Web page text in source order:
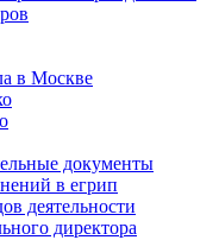
в Москве
документы
в егрип
деятельности
директора